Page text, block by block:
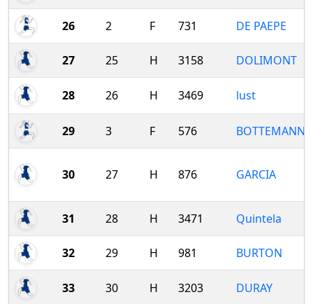
26 2 F 731 DE PAEPE
27 25 H 3158 DOLIMONT
28 26 H 3469 lust
29 3 F 576 BOTTEMANNE
30 27 H 876 GARCIA
31 28 H 3471 Quintela
32 29 H 981 BURTON
33 30 H 3203 DURAY